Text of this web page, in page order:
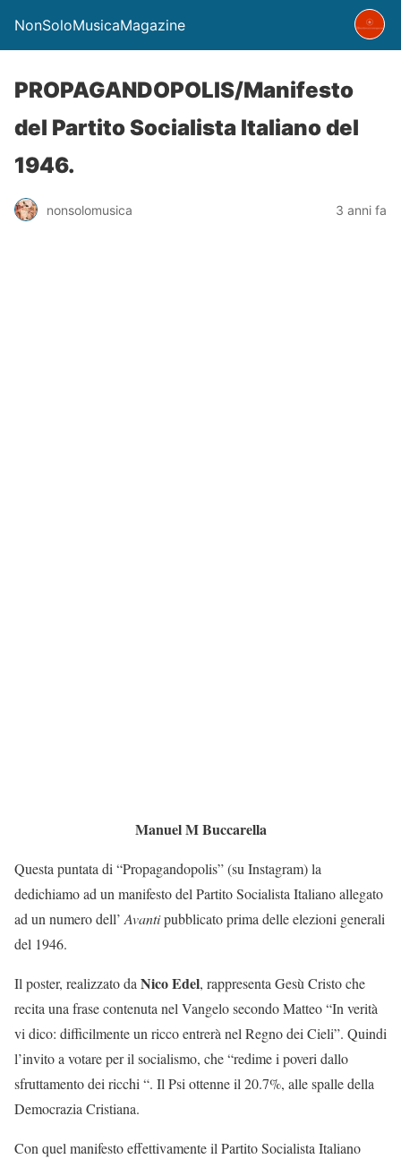
NonSoloMusicaMagazine
PROPAGANDOPOLIS/Manifesto
del Partito Socialista Italiano del
1946.
nonsolomusica 3 anni fa
Manuel M Buccarella
Questa puntata di “Propagandopolis” (su Instagram) la
dedichiamo ad un manifesto del Partito Socialista Italiano allegato
ad un numero dell’ Avantipubblicato prima delle elezioni generali
del 1946.
Il poster, realizzato da Nico Edel, rappresenta Gesù Cristo che
recita una frase contenuta nel Vangelo secondo Matteo “In verità
vi dico: difficilmente un ricco entrerà nel Regno dei Cieli”. Quindi
l’invito a votare per il socialismo, che “redime i poveri dallo
sfruttamento dei ricchi “. Il Psi ottenne il 20.7%, alle spalle della
Democrazia Cristiana.
Con quel manifesto effettivamente il Partito Socialista Italiano